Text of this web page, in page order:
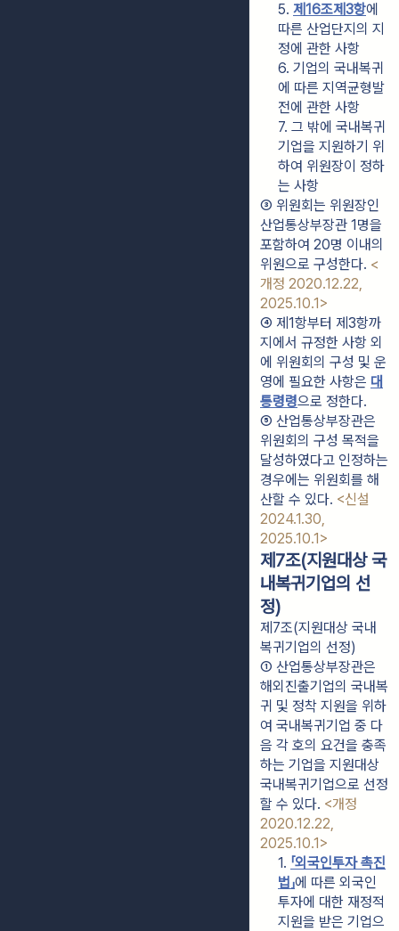
5. 제16조제3항에
따른 산업단지의 지
정에 관한 사항
6. 기업의 국내복귀
에 따른 지역균형발
전에 관한 사항
7. 그 밖에 국내복귀
기업을 지원하기 위
하여 위원장이 정하
는 사항
③ 위원회는 위원장인
산업통상부장관 1명을
포함하여 20명 이내의
위원으로 구성한다. <
개정 2020.12.22,
2025.10.1>
④ 제1항부터 제3항까
지에서 규정한 사항 외
에 위원회의 구성 및 운
영에 필요한 사항은 대
통령령으로 정한다.
⑤ 산업통상부장관은
위원회의 구성 목적을
달성하였다고 인정하는
경우에는 위원회를 해
산할 수 있다. <신설
2024.1.30,
2025.10.1>
제7조(지원대상 국
내복귀기업의 선
정)
제7조(지원대상 국내
복귀기업의 선정)
① 산업통상부장관은
해외진출기업의 국내복
귀 및 정착 지원을 위하
여 국내복귀기업 중 다
음 각 호의 요건을 충족
하는 기업을 지원대상
국내복귀기업으로 선정
할 수 있다. <개정
2020.12.22,
2025.10.1>
1. 「외국인투자 촉진
법」에 따른 외국인
투자에 대한 재정적
지원을 받은 기업으